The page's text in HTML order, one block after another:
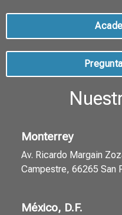
Monterrey
Av. Ricardo Margain
Campestre, 66265 San
México, D.F.